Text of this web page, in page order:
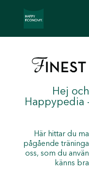
Hej
Happypedia
Här hittar du
pågående
oss, som du
känns